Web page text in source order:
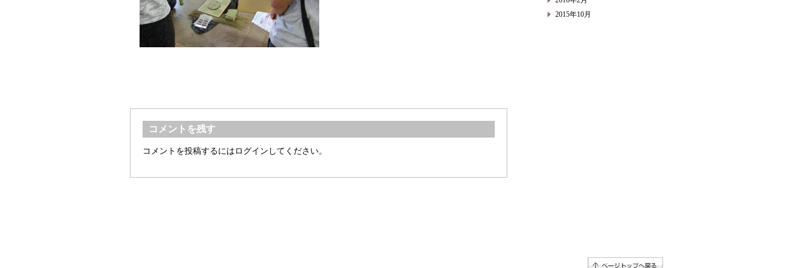
コメントを残す
コメントを投稿するには ログイン してください。
2015年10月